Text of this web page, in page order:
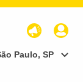
Paulo, SP